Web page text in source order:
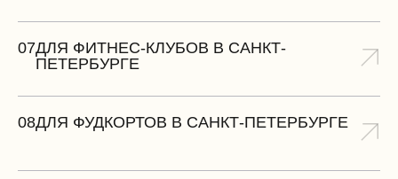
07ДЛЯ ФИТНЕС-КЛУБОВ В САНКТ-
ПЕТЕРБУРГЕ
08ДЛЯ ФУДКОРТОВ В САНКТ-ПЕТЕРБУРГЕ